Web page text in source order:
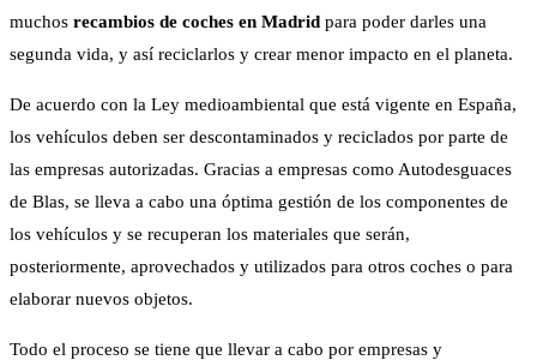
muchos recambios de coches en Madrid para poder darles una
segunda vida, y así reciclarlos y crear menor impacto en el planeta.
De acuerdo con la Ley medioambiental que está vigente en España,
los vehículos deben ser descontaminados y reciclados por parte de
las empresas autorizadas. Gracias a empresas como Autodesguaces
de Blas, se lleva a cabo una óptima gestión de los componentes de
los vehículos y se recuperan los materiales que serán,
posteriormente, aprovechados y utilizados para otros coches o para
elaborar nuevos objetos.
Todo el proceso se tiene que llevar a cabo por empresas y